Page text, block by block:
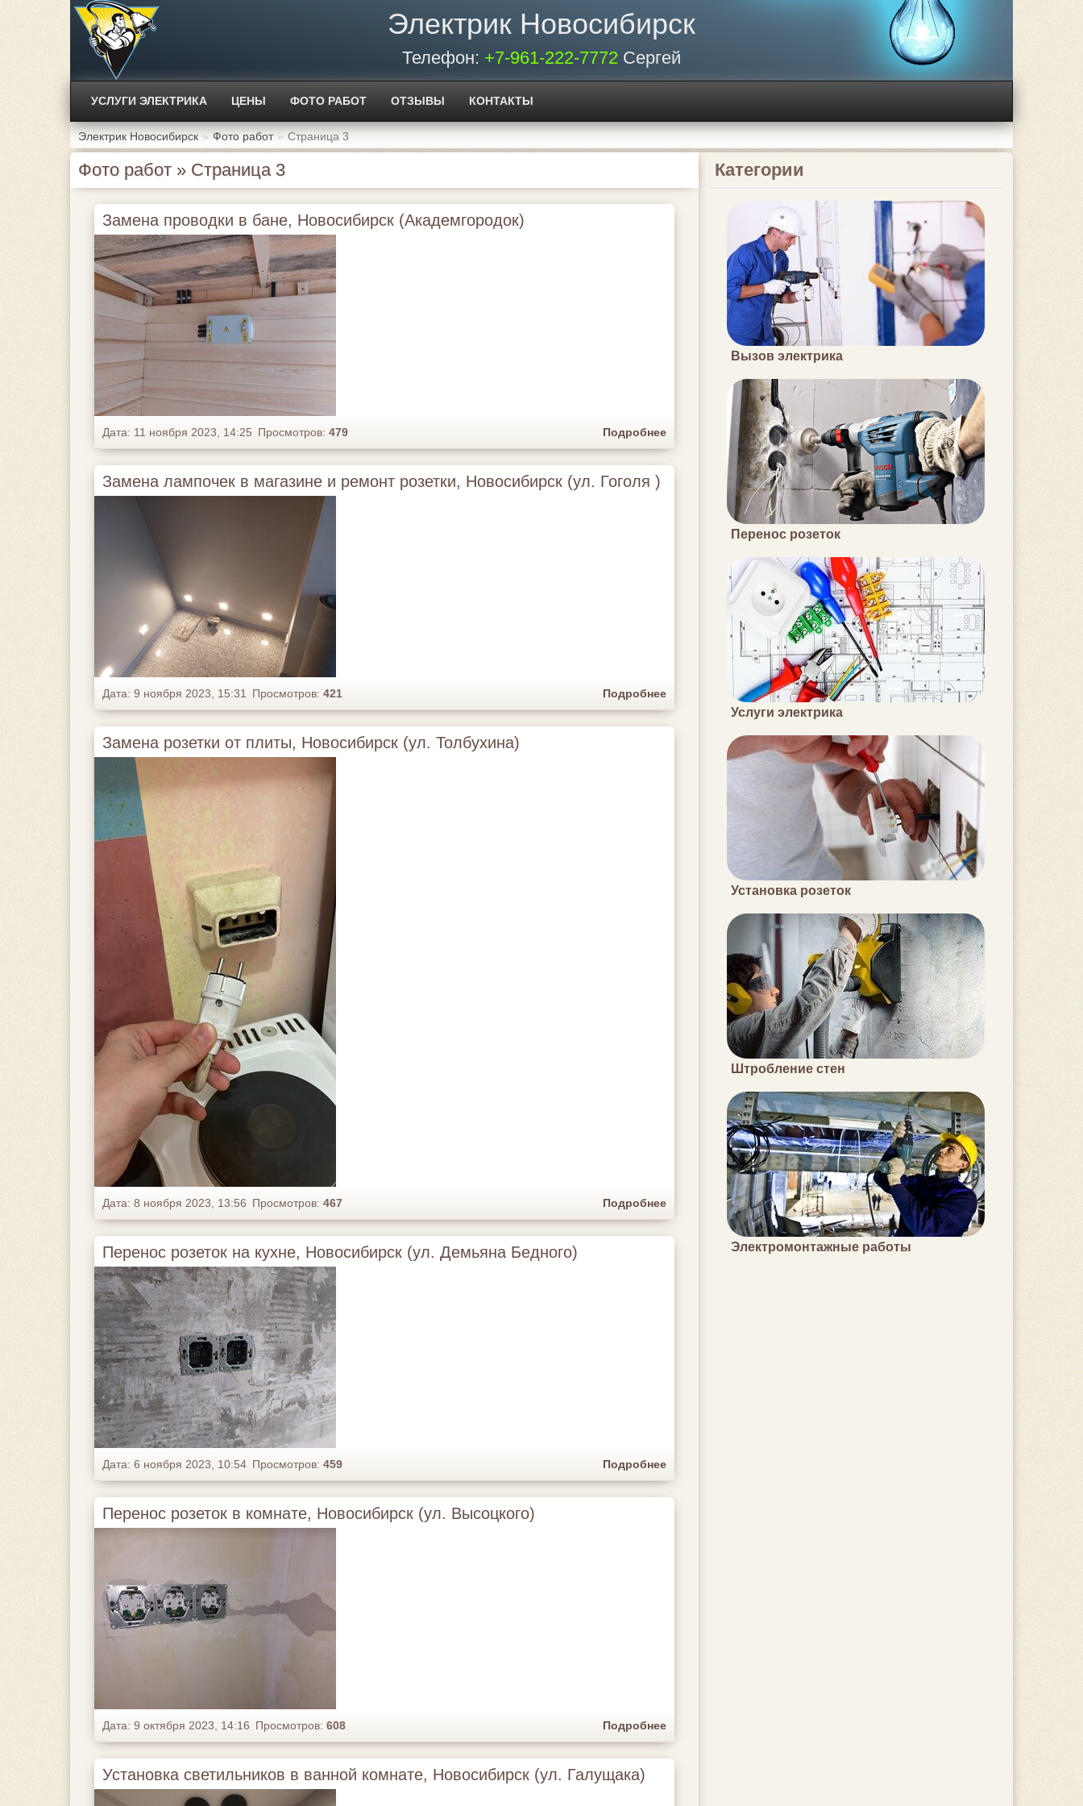
Электрик Новосибирск
Телефон: +7-961-222-7772 Сергей
УСЛУГИ ЭЛЕКТРИКА ЦЕНЫ ФОТО РАБОТ ОТЗЫВЫ КОНТАКТЫ
Электрик Новосибирск Фото работ Страница 3
Фото работ » Страница 3
Замена проводки в бане, Новосибирск (Академгородок)
Дата: 11 ноября 2023, 14:25 Просмотров: 479 Подробнее
Замена лампочек в магазине и ремонт розетки, Новосибирск (ул. Гоголя )
Дата: 9 ноября 2023, 15:31 Просмотров: 421 Подробнее
Замена розетки от плиты, Новосибирск (ул. Толбухина)
Дата: 8 ноября 2023, 13:56 Просмотров: 467 Подробнее
Перенос розеток на кухне, Новосибирск (ул. Демьяна Бедного)
Дата: 6 ноября 2023, 10:54 Просмотров: 459 Подробнее
Перенос розеток в комнате, Новосибирск (ул. Высоцкого)
Дата: 9 октября 2023, 14:16 Просмотров: 608 Подробнее
Установка светильников в ванной комнате, Новосибирск (ул. Галущака)
Категории
Вызов электрика
Перенос розеток
Услуги электрика
Установка розеток
Штробление стен
Электромонтажные работы